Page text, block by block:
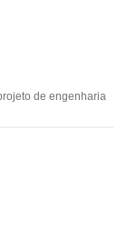
de engenharia